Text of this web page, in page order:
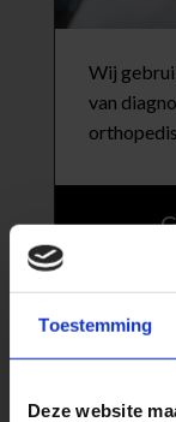
Toestemming
Deze website
Wij
van